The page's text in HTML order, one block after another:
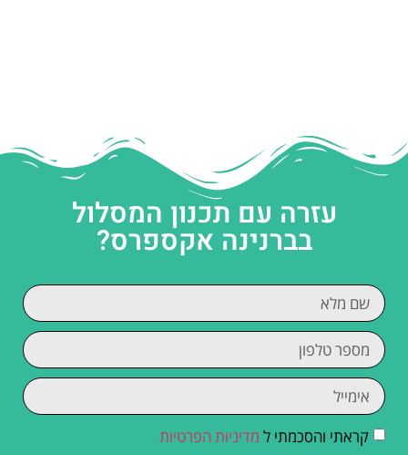
עזרה עם תכנון המסלול
בברנינה אקספרס?
קראתי והסכמתי ל מדיניות הפרטיות